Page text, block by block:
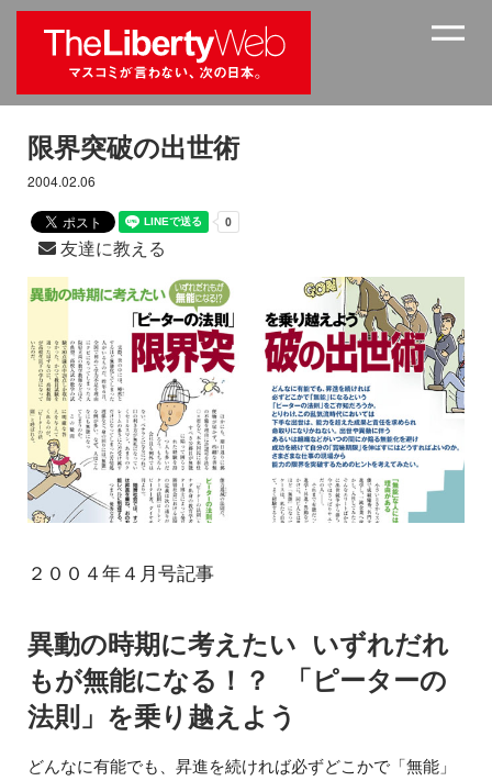
限界突破の出世術
2004.02.06
友達に教える
２００４年４月号記事
異動の時期に考えたい いずれだれ
もが無能になる！？ 「ピーターの
法則」を乗り越えよう
どんなに有能でも、昇進を続ければ必ずどこかで「無能」